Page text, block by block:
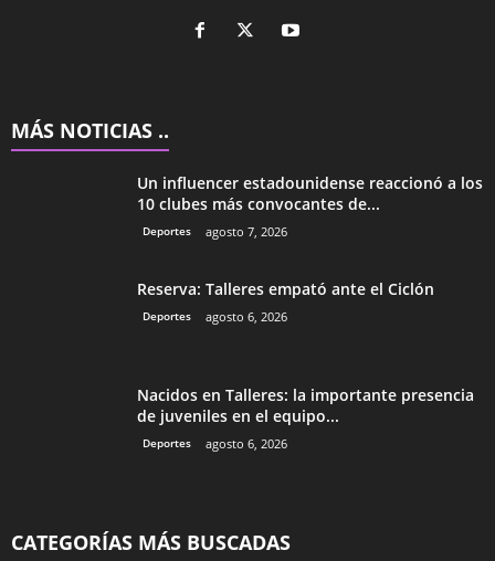
MÁS NOTICIAS ..
Un influencer estadounidense reaccionó a los
10 clubes más convocantes de...
Deportes agosto 7, 2026
Reserva: Talleres empató ante el Ciclón
Deportes agosto 6, 2026
Nacidos en Talleres: la importante presencia
de juveniles en el equipo...
Deportes agosto 6, 2026
CATEGORÍAS MÁS BUSCADAS